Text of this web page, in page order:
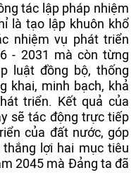
tác lập pháp nhiệm
là tạo lập khuôn khổ
nhiệm vụ phát triển
- 2031 mà còn từng
luật đồng bộ, thống
khai, minh bạch, khả
triển. Kết quả của
sẽ tác động trực tiếp
của đất nước, góp
lợi hai mục tiêu
2045 mà Đảng ta đã